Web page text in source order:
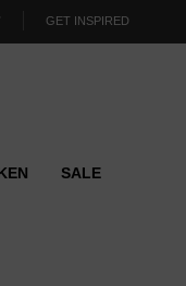
GET INSPIRED
SALE